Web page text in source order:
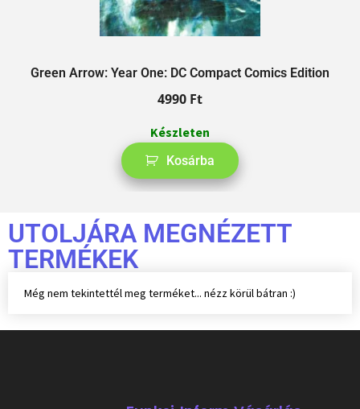
Green Arrow: Year One: DC Compact Comics Edition
4990 Ft
Készleten
Kosárba
UTOLJÁRA MEGNÉZETT
TERMÉKEK
Még nem tekintettél meg terméket... nézz körül bátran :)